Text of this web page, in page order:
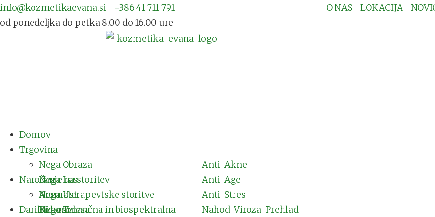
info@kozmetikaevana.si
+386 41 711 791
od ponedeljka do petka 8.00 do 16.00 ure
O NAS LOKACIJA
Domov
Trgovina
Nega Obraza
Nega Las
Nega Ust
Nega Telesa
Anti-Akne
Anti-Age
Anti-Stres
Nahod-Viroza-Prehlad
Naročanje na storitev
Aromaterapevtske storitve
Bioresonančna in biospektralna
Darilni boni